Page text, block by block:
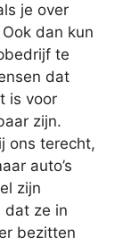
je over
dan kun
te
dat
is voor
zijn.
ons terecht,
auto’s
zijn
dat ze in
bezitten